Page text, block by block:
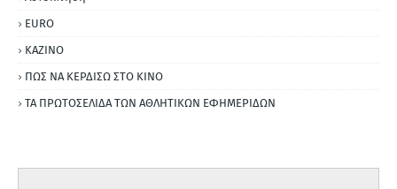
ΕURO
ΚΑΖΙΝΟ
ΠΩΣ ΝΑ ΚΕΡΔΙΣΩ ΣΤΟ ΚΙΝΟ
ΤΑ ΠΡΩΤΟΣΕΛΙΔΑ ΤΩΝ ΑΘΛΗΤΙΚΩΝ ΕΦΗΜΕΡΙΔΩΝ